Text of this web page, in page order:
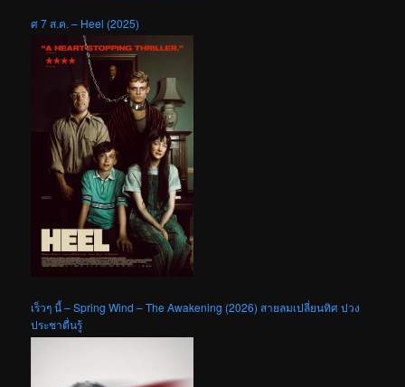
ศ 7 ส.ค. – Heel (2025)
เร็วๆ นี้ – Spring Wind – The Awakening (2026) สายลมเปลี่ยนทิศ ปวง
ประชาตื่นรู้